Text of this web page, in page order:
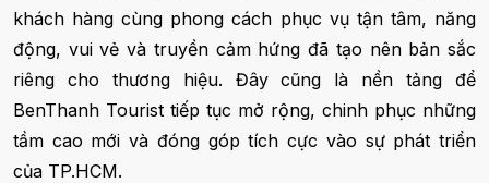
khách hàng cùng phong cách phục vụ tận tâm, năng
động, vui vẻ và truyền cảm hứng đã tạo nên bản sắc
riêng cho thương hiệu. Đây cũng là nền tảng để
BenThanh Tourist tiếp tục mở rộng, chinh phục những
tầm cao mới và đóng góp tích cực vào sự phát triển
của TP.HCM.